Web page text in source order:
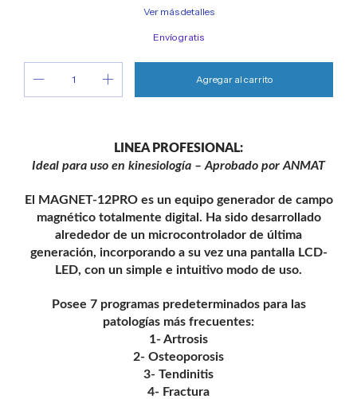
Ver más detalles
Envío gratis
LINEA PROFESIONAL:
Ideal para uso en kinesiología – Aprobado por ANMAT
El MAGNET-12PRO es un equipo generador de campo
magnético totalmente digital. Ha sido desarrollado
alrededor de un microcontrolador de última
generación, incorporando a su vez una pantalla LCD-
LED, con un simple e intuitivo modo de uso.
Posee 7 programas predeterminados para las
patologías más frecuentes:
1- Artrosis
2- Osteoporosis
3- Tendinitis
4- Fractura